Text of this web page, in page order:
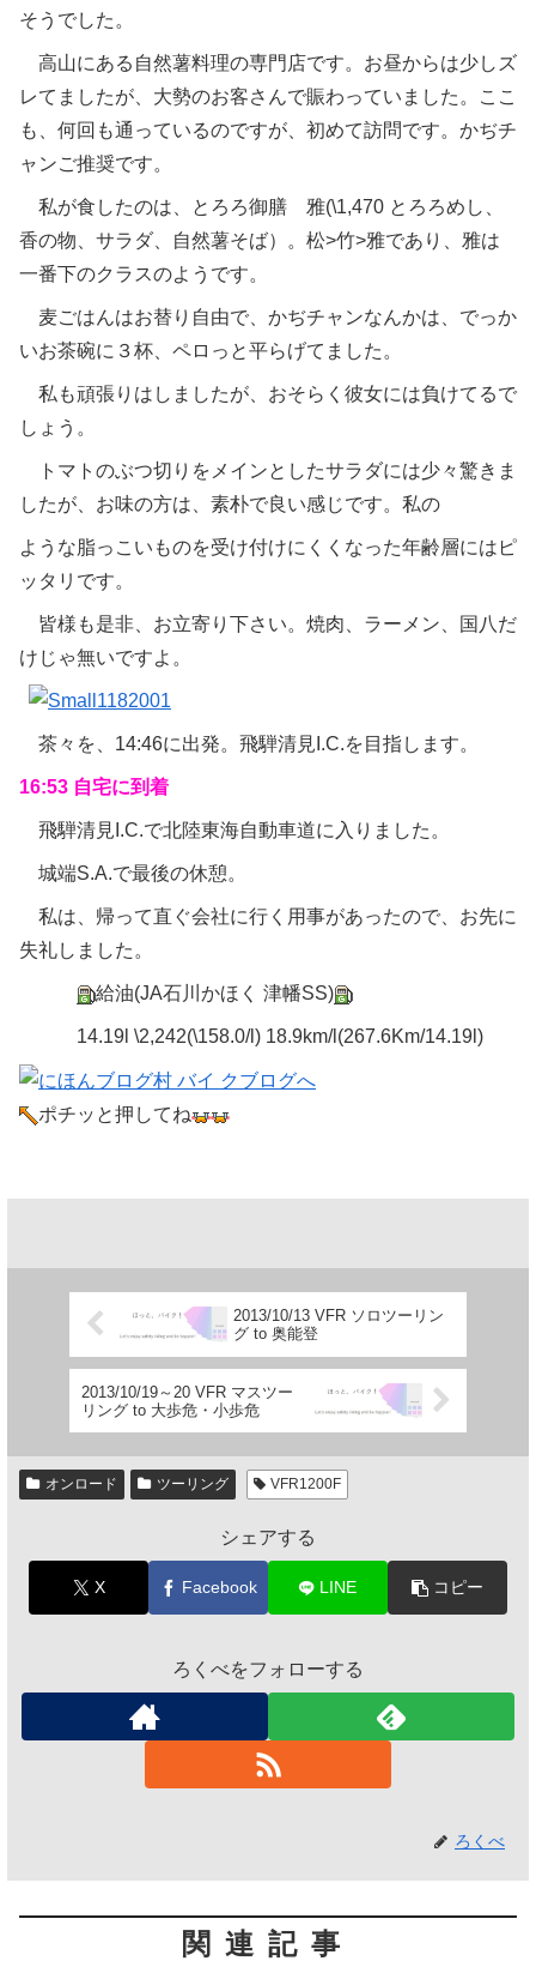
そうでした。
高山にある自然薯料理の専門店です。お昼からは少しズ
レてましたが、大勢のお客さんで賑わっていました。ここ
も、何回も通っているのですが、初めて訪問です。かぢチ
ャンご推奨です。
私が食したのは、とろろ御膳 雅(\1,470 とろろめし、
香の物、サラダ、自然薯そば）。松>竹>雅であり、雅は
一番下のクラスのようです。
麦ごはんはお替り自由で、かぢチャンなんかは、でっか
いお茶碗に３杯、ペロっと平らげてました。
私も頑張りはしましたが、おそらく彼女には負けてるで
しょう。
トマトのぶつ切りをメインとしたサラダには少々驚きま
したが、お味の方は、素朴で良い感じです。私の
ような脂っこいものを受け付けにくくなった年齢層にはピ
ッタリです。
皆様も是非、お立寄り下さい。焼肉、ラーメン、国八だ
けじゃ無いですよ。
茶々を、14:46に出発。飛騨清見I.C.を目指します。
16:53 自宅に到着
飛騨清見I.C.で北陸東海自動車道に入りました。
城端S.A.で最後の休憩。
私は、帰って直ぐ会社に行く用事があったので、お先に
失礼しました。
給油(JA石川かほく 津幡SS)
14.19l \2,242(\158.0/l) 18.9km/l(267.6Km/14.19l)
ポチッと押してね
2013/10/13 VFR ソロツーリン
グ to 奥能登
2013/10/19～20 VFR マスツー
リング to 大歩危・小歩危
オンロード ツーリング VFR1200F
シェアする
X Facebook LINE コピー
ろくべをフォローする
ろくべ
関連記事